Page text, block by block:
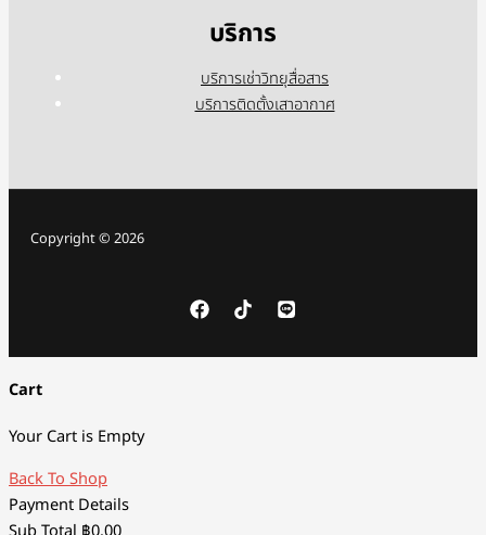
บริการ
บริการเช่าวิทยุสื่อสาร
บริการติดตั้งเสาอากาศ
Copyright © 2026
Cart
Your Cart is Empty
Back To Shop
Payment Details